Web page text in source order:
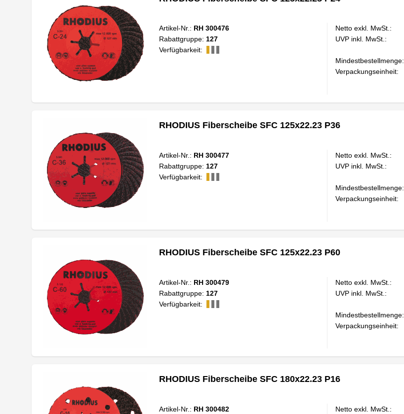
Artikel-Nr.: RH 300476
Rabattgruppe: 127
Verfügbarkeit:
Netto exkl. MwSt.:
UVP inkl. MwSt.:
Mindestbestellmenge:
Verpackungseinheit:
RHODIUS Fiberscheibe SFC 125x22.23 P36
Artikel-Nr.: RH 300477
Rabattgruppe: 127
Verfügbarkeit:
Netto exkl. MwSt.:
UVP inkl. MwSt.:
Mindestbestellmenge:
Verpackungseinheit:
RHODIUS Fiberscheibe SFC 125x22.23 P60
Artikel-Nr.: RH 300479
Rabattgruppe: 127
Verfügbarkeit:
Netto exkl. MwSt.:
UVP inkl. MwSt.:
Mindestbestellmenge:
Verpackungseinheit:
RHODIUS Fiberscheibe SFC 180x22.23 P16
Artikel-Nr.: RH 300482
Netto exkl. MwSt.: